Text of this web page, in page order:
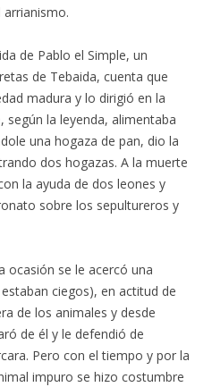
de Pablo el Simple, un
de Tebaida, cuenta que
madura y lo dirigió en la
según la leyenda, alimentaba
una hogaza de pan, dio la
dos hogazas. A la muerte
la ayuda de dos leones y
sobre los sepultureros y
ocasión se le acercó una
ciegos), en actitud de
de los animales y desde
de él y le defendió de
Pero con el tiempo y por la
impuro se hizo costumbre